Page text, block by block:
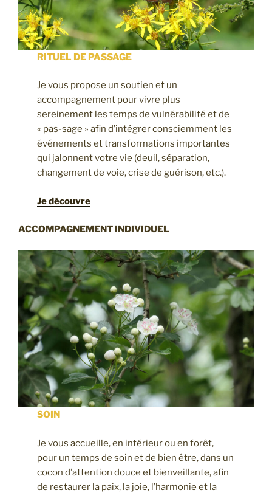
RITUEL DE PASSAGE
Je vous propose un soutien et un
accompagnement pour vivre plus
sereinement les temps de vulnérabilité et de
« pas-sage » afin d’intégrer consciemment les
événements et transformations importantes
qui jalonnent votre vie (deuil, séparation,
changement de voie, crise de guérison, etc.).
Je découvre
ACCOMPAGNEMENT INDIVIDUEL
SOIN
Je vous accueille, en intérieur ou en forêt,
pour un temps de soin et de bien être, dans un
cocon d’attention douce et bienveillante, afin
de restaurer la paix, la joie, l’harmonie et la